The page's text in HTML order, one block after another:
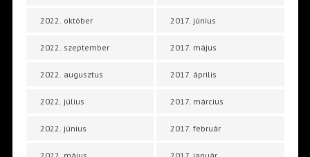
2022. október
2022. szeptember
2022. augusztus
2022. július
2022. június
2017. június
2017. május
2017. április
2017. március
2017. február